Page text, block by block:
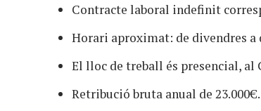
Contracte laboral indefinit
Horari aproximat: de divendres a
El lloc de treball és presencial, al
Retribució bruta anual de 23.000€.